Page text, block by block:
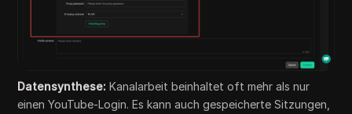
Datensynthese: Kanalarbeit beinhaltet oft mehr als nur
einen YouTube-Login. Es kann auch gespeicherte Sitzungen,